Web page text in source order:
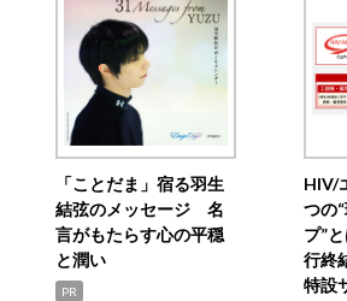
「ことだま」宿る羽生
結弦のメッセージ 名
言がもたらす心の平穏
と潤い
PR
HIV/
つの
プ”
行終
特設